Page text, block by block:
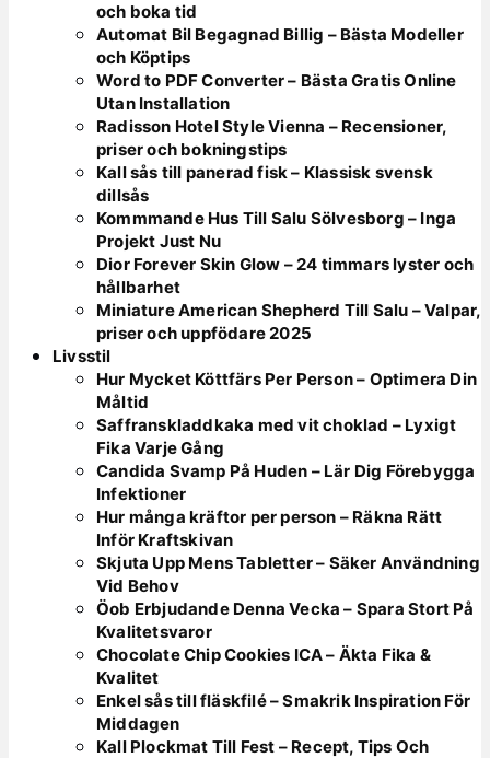
och boka tid
Automat Bil Begagnad Billig – Bästa Modeller
och Köptips
Word to PDF Converter – Bästa Gratis Online
Utan Installation
Radisson Hotel Style Vienna – Recensioner,
priser och bokningstips
Kall sås till panerad fisk – Klassisk svensk
dillsås
Kommmande Hus Till Salu Sölvesborg – Inga
Projekt Just Nu
Dior Forever Skin Glow – 24 timmars lyster och
hållbarhet
Miniature American Shepherd Till Salu – Valpar,
priser och uppfödare 2025
Livsstil
Hur Mycket Köttfärs Per Person – Optimera Din
Måltid
Saffranskladdkaka med vit choklad – Lyxigt
Fika Varje Gång
Candida Svamp På Huden – Lär Dig Förebygga
Infektioner
Hur många kräftor per person – Räkna Rätt
Inför Kraftskivan
Skjuta Upp Mens Tabletter – Säker Användning
Vid Behov
Öob Erbjudande Denna Vecka – Spara Stort På
Kvalitetsvaror
Chocolate Chip Cookies ICA – Äkta Fika &
Kvalitet
Enkel sås till fläskfilé – Smakrik Inspiration För
Middagen
Kall Plockmat Till Fest – Recept, Tips Och